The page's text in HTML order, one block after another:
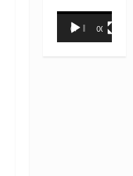
Reproductor
00:00 00:31